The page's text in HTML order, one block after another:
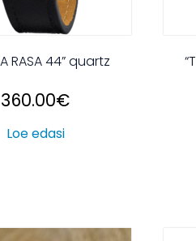
RASA 44” quartz
360.00€
Loe edasi